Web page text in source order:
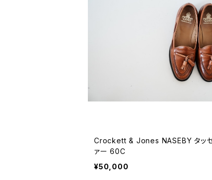
Crockett & Jones NASEBY タッ
ァー 60C
¥50,000